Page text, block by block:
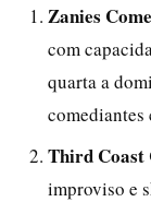
Zanies
com
quarta a
comediantes
Third Coast
improviso e